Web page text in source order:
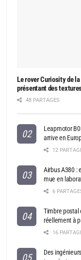
Le rover Curiosity de
présentant des
48 PARTAGES
Leapmotor
arrive en
12
Airbus A380 :
mue en
6
Timbre postal
réellement à
16
Des